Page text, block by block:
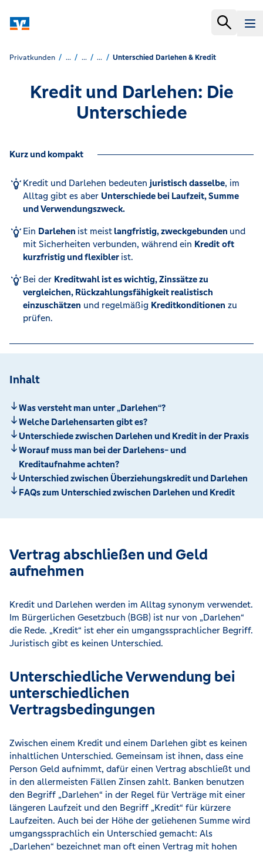
Privatkunden ... ... ... Unterschied Darlehen & Kredit
Kredit und Darlehen: Die
Unterschiede
Kurz und kompakt
Kredit und Darlehen bedeuten juristisch dasselbe, im
Alltag gibt es aber Unterschiede bei Laufzeit, Summe
und Verwendungszweck.
Ein Darlehen ist meistlangfristig, zweckgebunden und
mit Sicherheiten verbunden, während ein Kredit oft
kurzfristig und flexibler ist.
Bei der Kreditwahl ist es wichtig, Zinssätze zu
vergleichen, Rückzahlungsfähigkeit realistisch
einzuschätzen und regelmäßig Kreditkonditionen zu
prüfen.
Inhalt
Was versteht man unter „Darlehen“?
Welche Darlehensarten gibt es?
Unterschiede zwischen Darlehen und Kredit in der Praxis
Worauf muss man bei der Darlehens- und
Kreditaufnahme achten?
Unterschied zwischen Überziehungskredit und Darlehen
FAQs zum Unterschied zwischen Darlehen und Kredit
Vertrag abschließen und Geld
aufnehmen
Kredit und Darlehen werden im Alltag synonym verwendet.
Im Bürgerlichen Gesetzbuch (BGB) ist nur von „Darlehen“
die Rede. „Kredit“ ist eher ein umgangssprachlicher Begriff.
Juristisch gibt es keinen Unterschied.
Unterschiedliche Verwendung bei
unterschiedlichen
Vertragsbedingungen
Zwischen einem Kredit und einem Darlehen gibt es keinen
inhaltlichen Unterschied. Gemeinsam ist ihnen, dass eine
Person Geld aufnimmt, dafür einen Vertrag abschließt und
in den allermeisten Fällen Zinsen zahlt. Banken benutzen
den Begriff „Darlehen“ in der Regel für Verträge mit einer
längeren Laufzeit und den Begriff „Kredit“ für kürzere
Laufzeiten. Auch bei der Höhe der geliehenen Summe wird
umgangssprachlich ein Unterschied gemacht: Als
„Darlehen“ bezeichnet man oft einen Vertrag mit hohen